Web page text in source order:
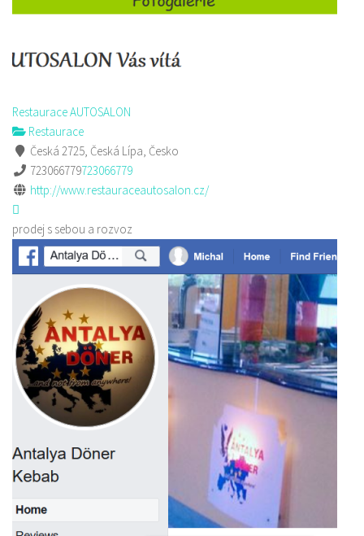
Restaurace AUTOSALON
Restaurace
Česká 2725, Česká Lípa, Česko
723066779723066779
http://www.restauraceautosalon.cz/
prodej s sebou a rozvoz